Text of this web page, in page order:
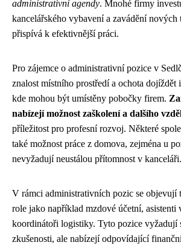
administrativní agendy. Mnohé firmy
kancelářského vybavení a zavádění
přispívá k efektivnější práci.
Pro zájemce o administrativní pozice v
znalost místního prostředí a ochota
kde mohou být umístěny pobočky firem.
nabízejí možnost zaškolení a dalšího
příležitost pro profesní rozvoj. Některé
také možnost práce z domova, zejména u
nevyžadují neustálou přítomnost v kanceláři.
V rámci administrativních pozic se objevují
role jako například mzdové účetní, asistenti
koordinátoři logistiky. Tyto pozice vyžadují
zkušenosti, ale nabízejí odpovídající